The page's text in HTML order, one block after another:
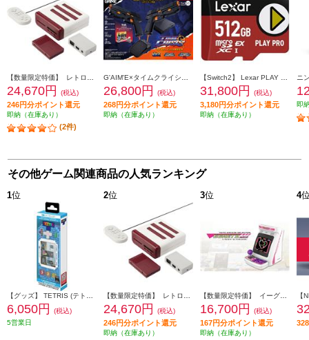
24,670円 (税込)
246円分ポイント還元
即納（在庫あり）
(2件)
26,800円 (税込)
268円分ポイント還元
即納（在庫あり）
31,800円 (税込)
3,180円分ポイント還元
即納（在庫あり）
即
その他ゲーム関連商品の人気ランキング
1位
6,050円
(税込)
5営業日
2位
24,670円 (税込)
246円分ポイント還元
即納（在庫あり）
3位
16,700円 (税込)
167円分ポイント還元
即納（在庫あり）
4